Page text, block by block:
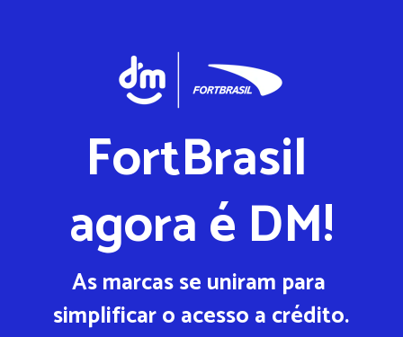
FortBrasil
agora é DM!
As marcas se uniram para
simplificar o acesso a crédito.